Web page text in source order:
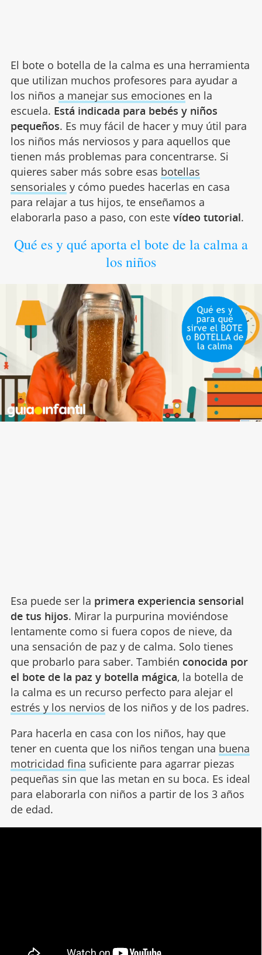
El bote o botella de la calma es una herramienta
que utilizan muchos profesores para ayudar a
los niños a manejar sus emociones en la
escuela. Está indicada para bebés y niños
pequeños. Es muy fácil de hacer y muy útil para
los niños más nerviosos y para aquellos que
tienen más problemas para concentrarse. Si
quieres saber más sobre esas botellas
sensoriales y cómo puedes hacerlas en casa
para relajar a tus hijos, te enseñamos a
elaborarla paso a paso, con este vídeo tutorial.
Qué es y qué aporta el bote de la calma a
los niños
Esa puede ser la primera experiencia sensorial
de tus hijos. Mirar la purpurina moviéndose
lentamente como si fuera copos de nieve, da
una sensación de paz y de calma. Solo tienes
que probarlo para saber. También conocida por
el bote de la paz y botella mágica, la botella de
la calma es un recurso perfecto para alejar el
estrés y los nervios de los niños y de los padres.
Para hacerla en casa con los niños, hay que
tener en cuenta que los niños tengan una buena
motricidad fina suficiente para agarrar piezas
pequeñas sin que las metan en su boca. Es ideal
para elaborarla con niños a partir de los 3 años
de edad.